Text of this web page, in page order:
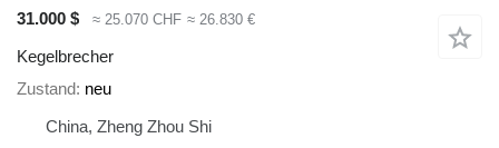
31.000 $
≈ 25.070 CHF ≈ 26.830 €
Kegelbrecher
Zustand neu
China, Zheng Zhou Shi